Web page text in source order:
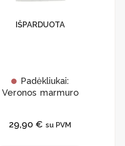
IŠPARDUOTA
Padėkliukai:
Veronos marmuro
29,90 € su PVM